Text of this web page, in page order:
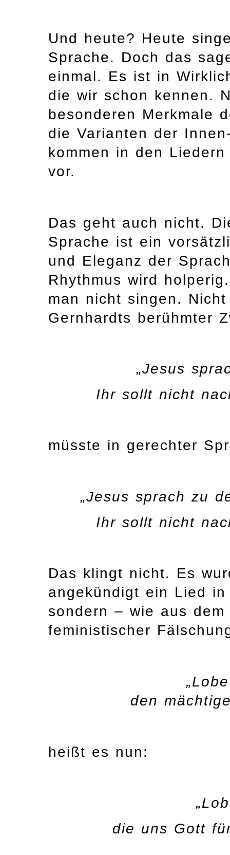
Und heute? Heute
Sprache. Doch das
einmal. Es ist in
die wir schon kennen.
besonderen Merkmale
die Varianten der
kommen in den
vor.
Das geht auch nicht.
Sprache ist ein
und Eleganz der
Rhythmus wird
man nicht singen.
Gernhardts berühmter
„Jesus
Ihr sollt nicht
müsste in gerechter
„Jesus sprach zu
Ihr sollt nicht
Das klingt nicht. Es
angekündigt ein Lied
sondern – wie aus
feministischer
den
heißt es nun:
die uns Gott